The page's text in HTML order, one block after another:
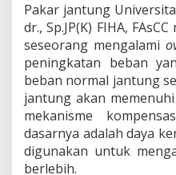
Pakar jantung
dr., Sp.JP(K) FIHA,
seseorang mengalami
peningkatan beban
beban normal jantung
jantung akan
mekanisme
dasarnya adalah daya
digunakan untuk
berlebih.